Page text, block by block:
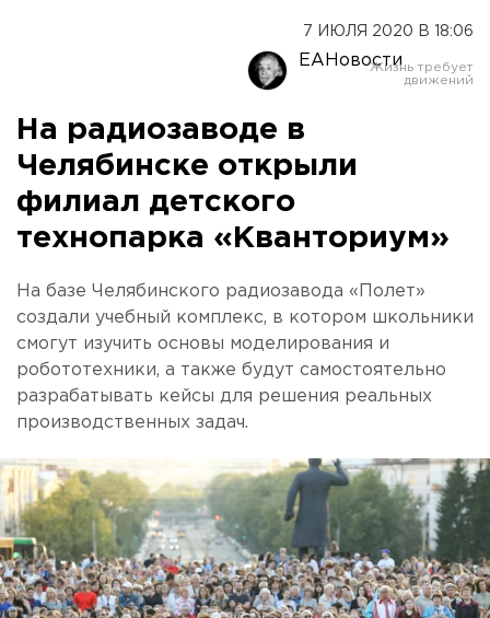
7 ИЮЛЯ 2020 В 18:06
ЕАНовости
На радиозаводе в
Челябинске открыли
филиал детского
технопарка «Кванториум»
На базе Челябинского радиозавода «Полет»
создали учебный комплекс, в котором школьники
смогут изучить основы моделирования и
робототехники, а также будут самостоятельно
разрабатывать кейсы для решения реальных
производственных задач.